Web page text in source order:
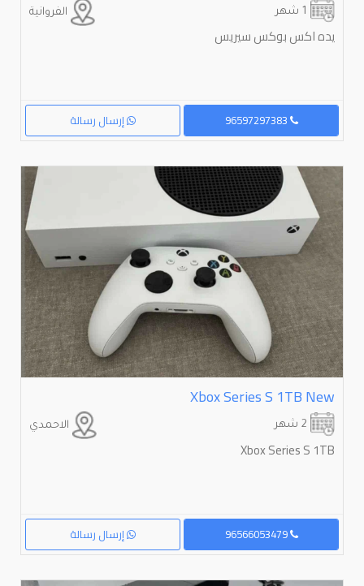
الفروانية
يده اكس بوكس سيريس
إرسال رسالة
Xbox Series S 1TB New
الاحمدي
Xbox Series S 1TB
إرسال رسالة 96566053479